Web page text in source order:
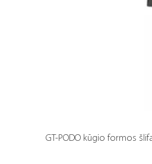
GT-PODO kūgio formos